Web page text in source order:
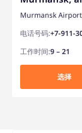
Murmansk Airport
电话号码:+7-911-
工作时间:9 – 21
选择